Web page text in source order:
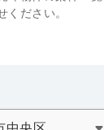
ださい。